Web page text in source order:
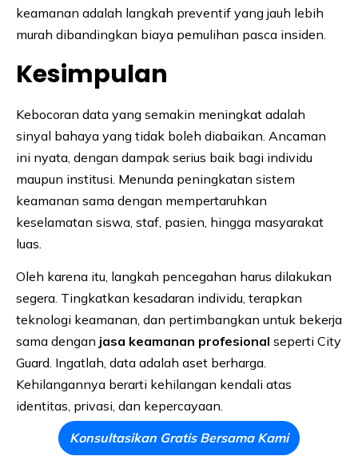
keamanan adalah langkah preventif yang jauh lebih
murah dibandingkan biaya pemulihan pasca insiden.
Kesimpulan
Kebocoran data yang semakin meningkat adalah
sinyal bahaya yang tidak boleh diabaikan. Ancaman
ini nyata, dengan dampak serius baik bagi individu
maupun institusi. Menunda peningkatan sistem
keamanan sama dengan mempertaruhkan
keselamatan siswa, staf, pasien, hingga masyarakat
luas.
Oleh karena itu, langkah pencegahan harus dilakukan
segera. Tingkatkan kesadaran individu, terapkan
teknologi keamanan, dan pertimbangkan untuk bekerja
sama dengan jasa keamanan profesional seperti City
Guard. Ingatlah, data adalah aset berharga.
Kehilangannya berarti kehilangan kendali atas
identitas, privasi, dan kepercayaan.
Konsultasikan Gratis Bersama Kami